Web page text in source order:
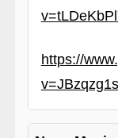
https://